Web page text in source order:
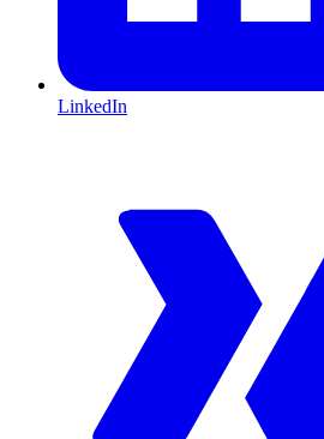
LinkedIn